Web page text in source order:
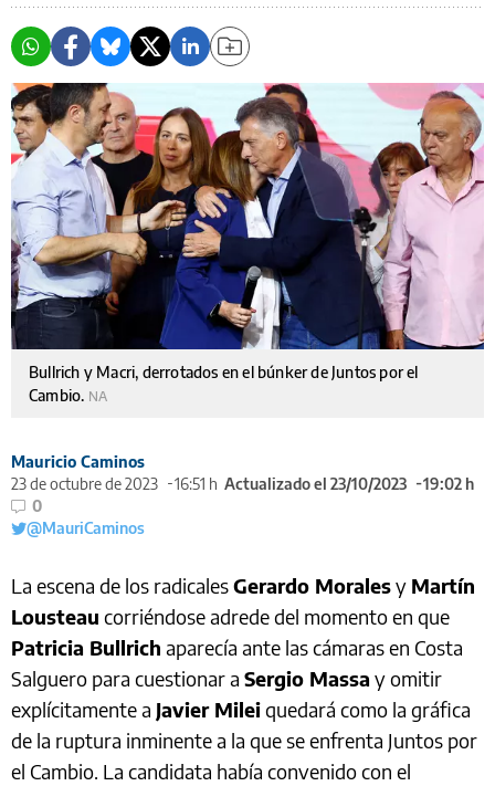
Bullrich y Macri, derrotados en el búnker de Juntos por el
Cambio. NA
Mauricio Caminos
23 de octubre de 2023
16:51 h Actualizado el 23/10/2023
19:02 h
0
@MauriCaminos
La escena de los radicalesGerardo Moralesy Martín
Lousteau corriéndose adrede del momento en que
Patricia Bullrich aparecía ante las cámaras en Costa
Salguero para cuestionar a Sergio Massa y omitir
explícitamente a Javier Mileiquedará como la gráfica
de la ruptura inminente a la que se enfrenta Juntos por
el Cambio. La candidata había convenido con el